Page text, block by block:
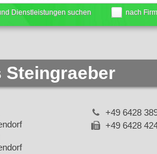
Dienstleistungen suchen nach
Steingraeber
+49 6428
+49 6428